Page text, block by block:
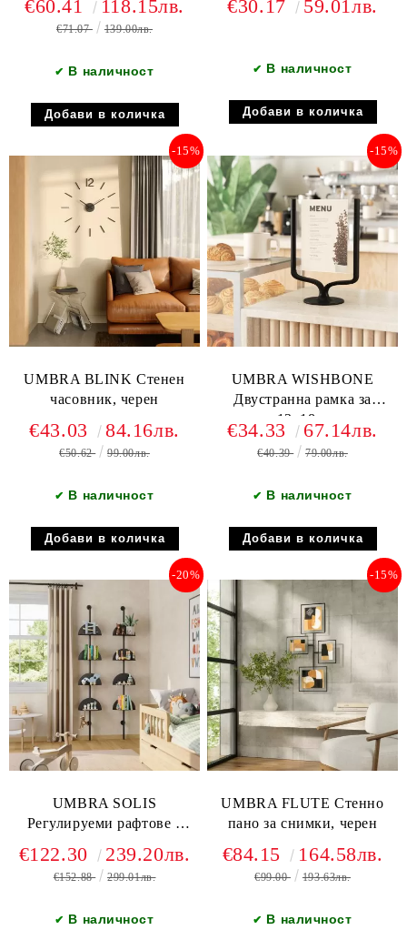
черен
€60.41 118.15лв.
€71.07 139.00лв.
✔ В наличност
€30.17 59.01лв.
✔ В наличност
UMBRA BLINK Стенен
часовник, черен
-15%
€43.03 84.16лв.
€50.62 99.00лв.
✔ В наличност
UMBRA WISHBONE
Двустранна рамка за
снимки 13х18см., черен
-15%
€34.33 67.14лв.
€40.39 79.00лв.
✔ В наличност
UMBRA SOLIS
Регулируеми рафтове с
-20%
€122.30 239.20лв.
€152.88 299.01лв.
✔ В наличност
UMBRA FLUTE Стенно
пано за снимки, черен
-15%
€84.15 164.58лв.
€99.00 193.63лв.
✔ В наличност